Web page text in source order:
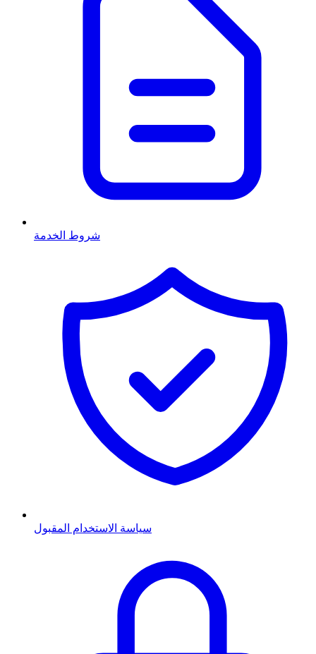
شروط الخدمة
سياسة الاستخدام المقبول